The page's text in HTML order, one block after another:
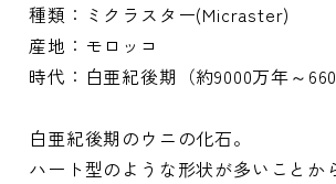
種類：ミクラスター(Micraster)
産地：モロッコ
時代：白亜紀後期（約9000万年～
白亜紀後期のウニの化石。
ハート型のような形状が多いことか